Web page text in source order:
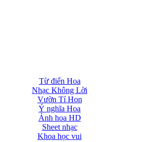
Từ điển Hoa
Nhạc Không Lời
Vườn Tí Hon
Ý nghĩa Hoa
Ảnh hoa HD
Sheet nhạc
Khoa học vui